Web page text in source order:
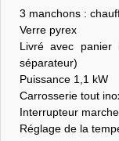
3 manchons :
Verre pyrex
Livré avec
séparateur)
Puissance 1,1 kW
Carrosserie tout
Interrupteur
Réglage de la